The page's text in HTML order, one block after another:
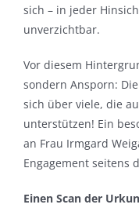
sich – in jeder
unverzichtbar.
Vor diesem
sondern Ansporn:
sich über viele, die
unterstützen! Ein
an Frau Irmgard
Engagement seitens
Einen Scan der